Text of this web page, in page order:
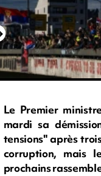
Le Premier
mardi sa
tensions" après
corruption, mais
prochains